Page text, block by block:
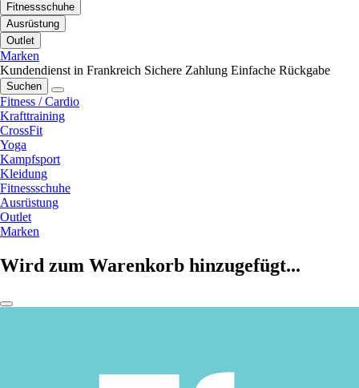
Fitnessschuhe
Ausrüstung
Outlet
Marken
Kundendienst in Frankreich Sichere Zahlung Einfache Rückgabe
Suchen
Fitness / Cardio
Krafttraining
CrossFit
Yoga
Kampfsport
Kleidung
Fitnessschuhe
Ausrüstung
Outlet
Marken
Wird zum Warenkorb hinzugefügt...